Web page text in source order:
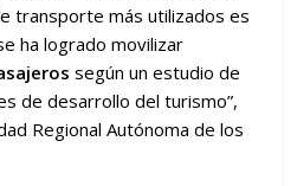
transporte más utilizados es
ha logrado movilizar
según un estudio de
de desarrollo del turismo”,
Regional Autónoma de los